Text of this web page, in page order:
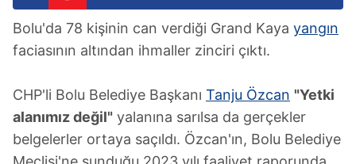
Bolu'da 78 kişinin can verdiği Grand Kaya yangın
faciasının altından ihmaller zinciri çıktı.
CHP'li Bolu Belediye Başkanı Tanju Özcan "Yetki
alanımız değil" yalanına sarılsa da gerçekler
belgelerler ortaya saçıldı. Özcan'ın, Bolu Belediye